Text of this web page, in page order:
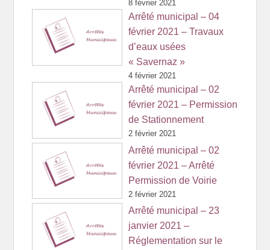
8 février 2021
Arrêté municipal – 04
février 2021 – Travaux
d’eaux usées
« Savernaz »
4 février 2021
Arrêté municipal – 02
février 2021 – Permission
de Stationnement
2 février 2021
Arrêté municipal – 02
février 2021 – Arrêté
Permission de Voirie
2 février 2021
Arrêté municipal – 23
janvier 2021 –
Réglementation sur le